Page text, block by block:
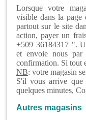
Lorsque votre
visible dans la page
partout sur le site
action, payer un
+509 36184317 ".
et envoie nous
confirmation. Si tout
NB: votre magasin
S'il vous arrive que
quelques minutes,
Autres magasins